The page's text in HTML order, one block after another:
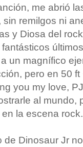
me abrió
sin remilgos ni
y Diosa del
un magnífico
pero en 50
you my love,
al mundo,
la escena rock.
de Dinosaur Jr